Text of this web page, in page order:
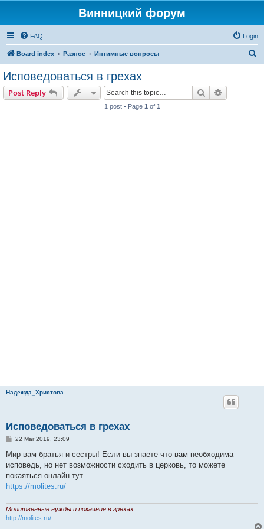
Винницкий форум
FAQ Login
Board index Разное Интимные вопросы
Исповедоваться в грехах
Post Reply Search
1 post • Page 1 of 1
Надежда_Христова
Исповедоваться в грехах
P
s
22 Mar 2019, 23:09
Мир вам братья и сестры! Если вы знаете что вам необходима
исповедь, но нет возможности сходить в церковь, то можете
покаяться онлайн тут
https://molites.ru/
Молитвенные нужды и покаяние в грехах
http://molites.ru/